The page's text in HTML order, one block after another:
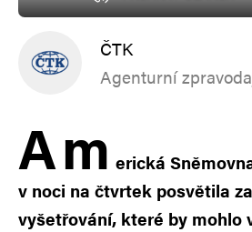
ČTK
Agenturní
Am erická
v noci na čtvrtek posvětila
vyšetřování, které by mohlo